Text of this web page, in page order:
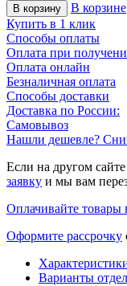
В корзину
В корзине
Купить в 1 клик
Способы оплаты
Оплата при
Оплата онлайн
Безналичная оплата
Способы доставки
Доставка по России:
Самовывоз
Нашли дешевле?
Если на другом
заявку и мы вам
Оплачивайте товары
Оформите рассрочку
Варианты